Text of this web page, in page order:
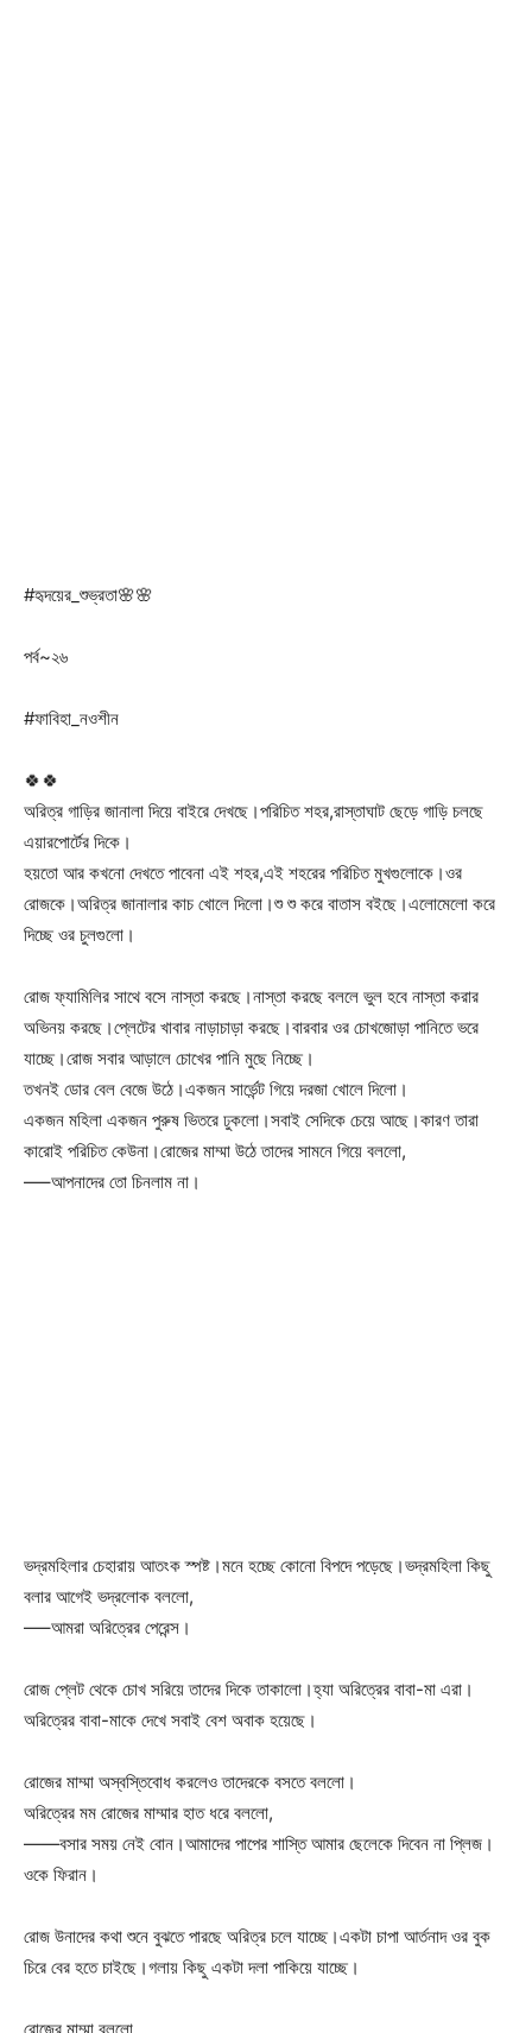
#হৃদয়ের_শুভ্রতা🌸🌸
পর্ব~২৬
#ফাবিহা_নওশীন
🍀🍀
অরিত্র গাড়ির জানালা দিয়ে বাইরে দেখছে।পরিচিত শহর,রাস্তাঘাট ছেড়ে গাড়ি চলছে
এয়ারপোর্টের দিকে।
হয়তো আর কখনো দেখতে পাবেনা এই শহর,এই শহরের পরিচিত মুখগুলোকে।ওর
রোজকে।অরিত্র জানালার কাচ খোলে দিলো।শু শু করে বাতাস বইছে।এলোমেলো করে
দিচ্ছে ওর চুলগুলো।
রোজ ফ্যামিলির সাথে বসে নাস্তা করছে।নাস্তা করছে বললে ভুল হবে নাস্তা করার
অভিনয় করছে।প্লেটের খাবার নাড়াচাড়া করছে।বারবার ওর চোখজোড়া পানিতে ভরে
যাচ্ছে।রোজ সবার আড়ালে চোখের পানি মুছে নিচ্ছে।
তখনই ডোর বেল বেজে উঠে।একজন সার্ভেন্ট গিয়ে দরজা খোলে দিলো।
একজন মহিলা একজন পুরুষ ভিতরে ঢুকলো।সবাই সেদিকে চেয়ে আছে।কারণ তারা
কারোই পরিচিত কেউনা।রোজের মাম্মা উঠে তাদের সামনে গিয়ে বললো,
—–আপনাদের তো চিনলাম না।
ভদ্রমহিলার চেহারায় আতংক স্পষ্ট।মনে হচ্ছে কোনো বিপদে পড়েছে।ভদ্রমহিলা কিছু
বলার আগেই ভদ্রলোক বললো,
—–আমরা অরিত্রের পেরেন্স।
রোজ প্লেট থেকে চোখ সরিয়ে তাদের দিকে তাকালো।হ্যা অরিত্রের বাবা-মা এরা।
অরিত্রের বাবা-মাকে দেখে সবাই বেশ অবাক হয়েছে।
রোজের মাম্মা অস্বস্তিবোধ করলেও তাদেরকে বসতে বললো।
অরিত্রের মম রোজের মাম্মার হাত ধরে বললো,
——বসার সময় নেই বোন।আমাদের পাপের শাস্তি আমার ছেলেকে দিবেন না প্লিজ।
ওকে ফিরান।
রোজ উনাদের কথা শুনে বুঝতে পারছে অরিত্র চলে যাচ্ছে।একটা চাপা আর্তনাদ ওর বুক
চিরে বের হতে চাইছে।গলায় কিছু একটা দলা পাকিয়ে যাচ্ছে।